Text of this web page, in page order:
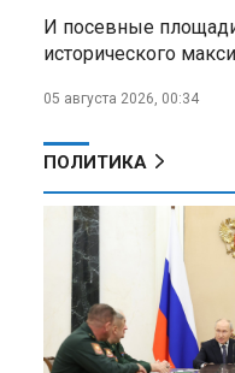
возмутился
тухлятиной»
Владимир
меры по
уничтожил
ВСУ в
области
Главы
И посевные
исторического
05 августа 2026, 00:34
ПОЛИТИКА